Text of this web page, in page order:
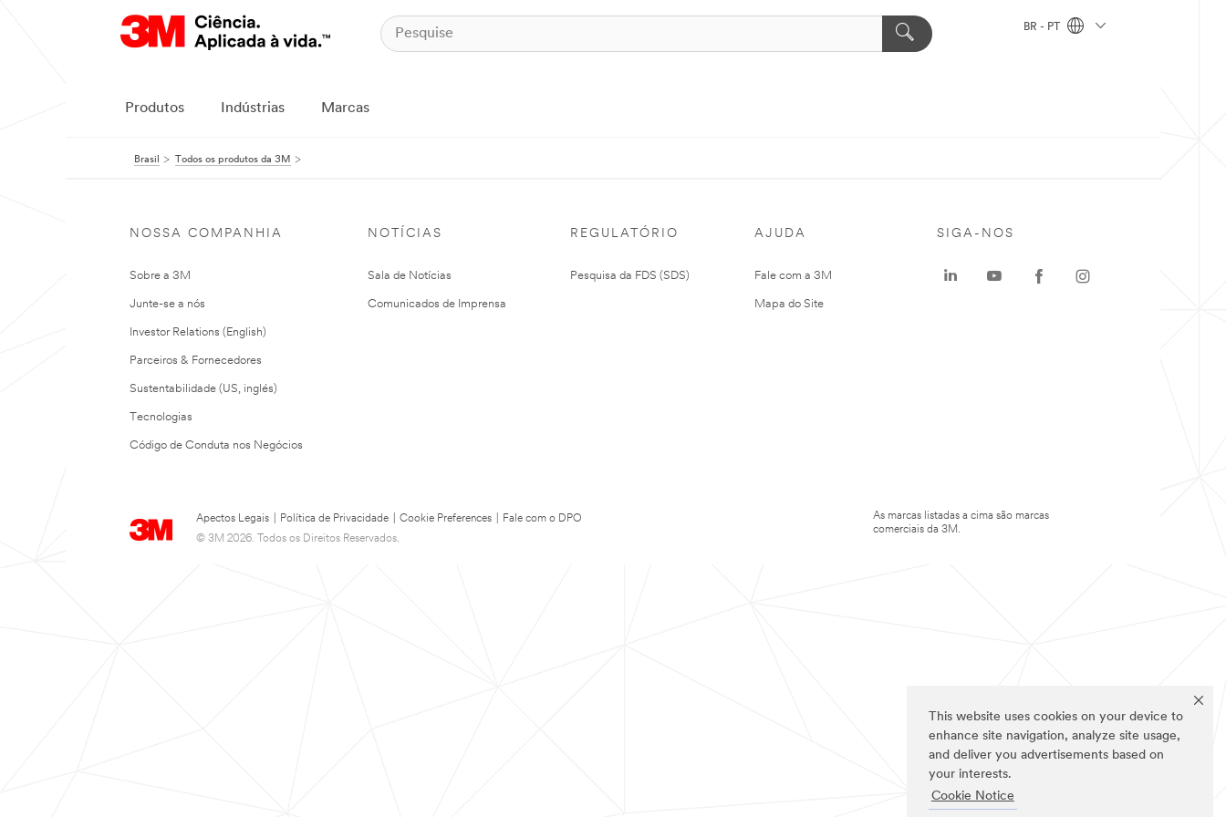
This website uses cookies on your device to
enhance site navigation, analyze site usage,
and deliver you advertisements based on
your interests.
Cookie Notice
BR - PT
Produtos Indústrias Marcas
Brasil Todos os produtos da 3M
NOSSA COMPANHIA
Sobre a 3M
Junte-se a nós
Investor Relations (English)
Parceiros & Fornecedores
Sustentabilidade (US, inglés)
Tecnologias
Código de Conduta nos Negócios
NOTÍCIAS
Sala de Notícias
Comunicados de Imprensa
REGULATÓRIO
Pesquisa da FDS (SDS)
AJUDA
Fale com a 3M
Mapa do Site
Apectos Legais Política de Privacidade Cookie Preferences
Fale com o DPO
© 3M 2026. Todos os Direitos Reservados.
SIGA-NOS
As marcas listadas a cima são marcas
comerciais da 3M.